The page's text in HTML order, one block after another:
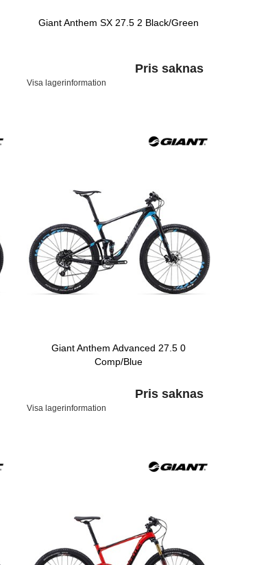
Giant Anthem SX 27.5 2 Black/Green
Pris saknas
Visa lagerinformation
Giant Anthem Advanced 27.5 0
Comp/Blue
Pris saknas
Visa lagerinformation